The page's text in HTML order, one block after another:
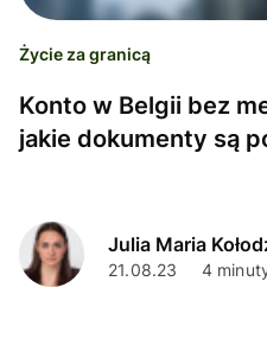
Życie za granicą
Konto w Belgii bez
jakie dokumenty są
Julia Maria
21.08.23 4